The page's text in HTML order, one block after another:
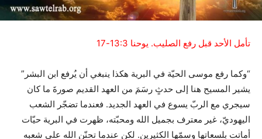
تأمل الأحد قبل رفع الصليب. يوحنا 13:3-17
“وكما رفع موسى الحيّة في البرية هكذا ينبغي أن يُرفع ابن البشر”
يشير المسيح هنا إلى حدثٍ رسَمَ من العهد القديم صورةَ ما كان
سيجري مع الربّ يسوع في العهد الجديد. فعندما تضجّر الشعب
اليهوديّ، غير معترف بجميل الله ومحبّته، ظهرت في البرية حيّات
أماتت بلسعاتها وسمّها الكثيرين. لكن عندما تحنّن الله على شعبه